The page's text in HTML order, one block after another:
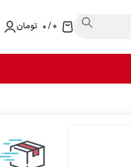
0
/۰ تومان